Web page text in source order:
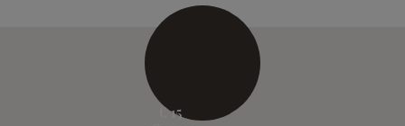
€ 15